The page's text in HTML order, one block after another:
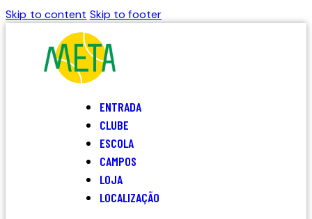
Skip to content Skip to footer
ENTRADA
CLUBE
ESCOLA
CAMPOS
LOJA
LOCALIZAÇÃO